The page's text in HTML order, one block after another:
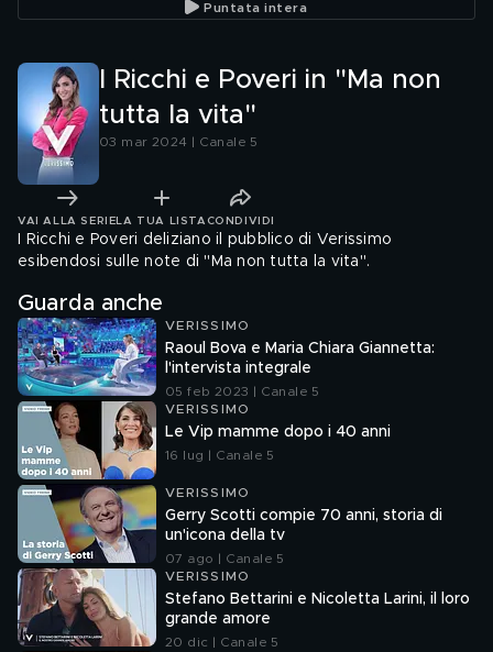
Puntata intera
I Ricchi e Poveri in "Ma non
tutta la vita"
03 mar 2024 | Canale 5
VAI ALLA SERIE LA TUA LISTA CONDIVIDI
I Ricchi e Poveri deliziano il pubblico di Verissimo
esibendosi sulle note di "Ma non tutta la vita".
Guarda anche
VERISSIMO
Raoul Bova e Maria Chiara Giannetta:
l'intervista integrale
05 feb 2023 | Canale 5
VERISSIMO
Le Vip mamme dopo i 40 anni
16 lug | Canale 5
VERISSIMO
Gerry Scotti compie 70 anni, storia di
un'icona della tv
07 ago | Canale 5
VERISSIMO
Stefano Bettarini e Nicoletta Larini, il loro
grande amore
20 dic | Canale 5